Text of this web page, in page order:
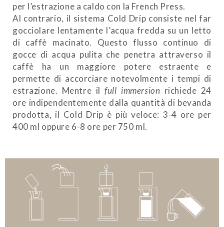
per l’estrazione a caldo con la French Press.
Al contrario, il sistema Cold Drip consiste nel far
gocciolare lentamente l’acqua fredda su un letto
di caffè macinato. Questo flusso continuo di
gocce di acqua pulita che penetra attraverso il
caffè ha un maggiore potere estraente e
permette di accorciare notevolmente i tempi di
estrazione. Mentre ilfull immersion richiede 24
ore indipendentemente dalla quantità di bevanda
prodotta, il Cold Drip è più veloce: 3-4 ore per
400 ml oppure 6-8 ore per 750 ml.